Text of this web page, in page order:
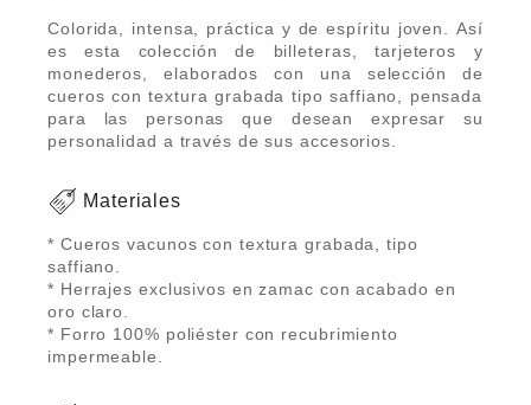
Colorida, intensa, práctica y de espíritu joven. Así
es esta colección de billeteras, tarjeteros y
monederos, elaborados con una selección de
cueros con textura grabada tipo saffiano, pensada
para las personas que desean expresar su
personalidad a través de sus accesorios.
Materiales
* Cueros vacunos con textura grabada, tipo
saffiano.
* Herrajes exclusivos en zamac con acabado en
oro claro.
* Forro 100% poliéster con recubrimiento
impermeable.